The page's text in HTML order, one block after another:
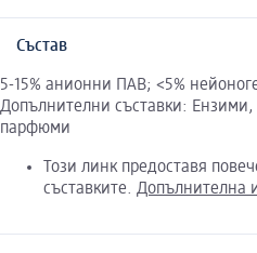
Състав
5-15% анионни ПАВ; <5%
Допълнителни съставки:
парфюми
Този линк предоставя
съставките. Допълнителна